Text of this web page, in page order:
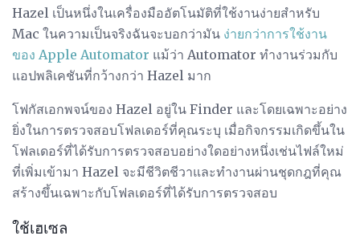
Hazel เป็นหนึ่งในเครื่องมืออัตโนมัติที่ใช้งานง่ายสำหรับ
Mac ในความเป็นจริงฉันจะบอกว่ามัน ง่ายกว่าการใช้งาน
ของ Apple Automator แม้ว่า Automator ทำงานร่วมกับ
แอปพลิเคชันที่กว้างกว่า Hazel มาก
โฟกัสเอกพจน์ของ Hazel อยู่ใน Finder และโดยเฉพาะอย่าง
ยิ่งในการตรวจสอบโฟลเดอร์ที่คุณระบุ เมื่อกิจกรรมเกิดขึ้นใน
โฟลเดอร์ที่ได้รับการตรวจสอบอย่างใดอย่างหนึ่งเช่นไฟล์ใหม่
ที่เพิ่มเข้ามา Hazel จะมีชีวิตชีวาและทำงานผ่านชุดกฎที่คุณ
สร้างขึ้นเฉพาะกับโฟลเดอร์ที่ได้รับการตรวจสอบ
ใช้เฮเซล